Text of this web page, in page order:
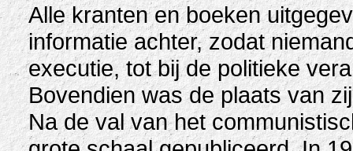
Alle kranten en boeken
informatie achter, zodat
executie, tot bij de politieke
Bovendien was de plaats van
Na de val van het